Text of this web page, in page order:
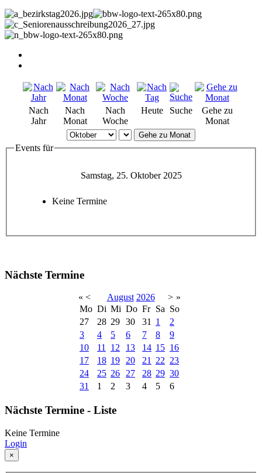
Nach
Jahr
Nach
Monat
Nach
Woche
Heute Suche
Gehe zu
Monat
Gehe zu Monat
Events für
Samstag, 25. Oktober 2025
Keine Termine
Nächste Termine
« < August 2026 > »
Mo Di Mi Do Fr Sa So
27
28 29 30 31 1
2
3
4 5 6 7 8
9
10
11 12 13 14 15 16
17
18 19 20 21 22 23
24
25 26 27 28 29 30
31
1 2 3 4 5 6
Nächste Termine - Liste
Keine Termine
Login
×